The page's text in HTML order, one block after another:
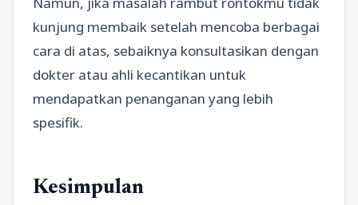
kunjung membaik setelah mencoba berbagai
cara di atas, sebaiknya konsultasikan dengan
dokter atau ahli kecantikan untuk
mendapatkan penanganan yang lebih
spesifik.
Kesimpulan